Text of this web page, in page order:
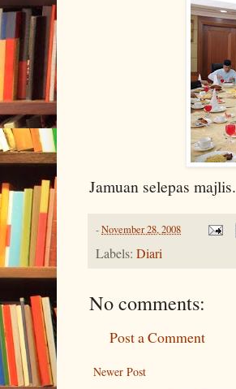
Jamuan selepas majlis.
-November 28, 2008
Labels: Diari
No comments:
Post a Comment
Newer Post